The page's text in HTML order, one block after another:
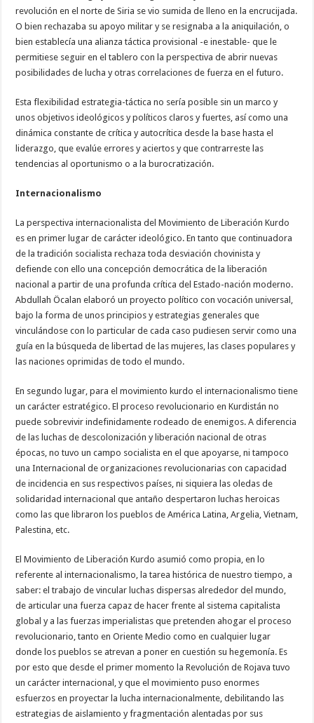
revolución en el norte de Siria se vio sumida de lleno en la encrucijada.
O bien rechazaba su apoyo militar y se resignaba a la aniquilación, o
bien establecía una alianza táctica provisional -e inestable- que le
permitiese seguir en el tablero con la perspectiva de abrir nuevas
posibilidades de lucha y otras correlaciones de fuerza en el futuro.
Esta flexibilidad estrategia-táctica no sería posible sin un marco y
unos objetivos ideológicos y políticos claros y fuertes, así como una
dinámica constante de crítica y autocrítica desde la base hasta el
liderazgo, que evalúe errores y aciertos y que contrarreste las
tendencias al oportunismo o a la burocratización.
Internacionalismo
La perspectiva internacionalista del Movimiento de Liberación Kurdo
es en primer lugar de carácter ideológico. En tanto que continuadora
de la tradición socialista rechaza toda desviación chovinista y
defiende con ello una concepción democrática de la liberación
nacional a partir de una profunda crítica del Estado-nación moderno.
Abdullah Öcalan elaboró un proyecto político con vocación universal,
bajo la forma de unos principios y estrategias generales que
vinculándose con lo particular de cada caso pudiesen servir como una
guía en la búsqueda de libertad de las mujeres, las clases populares y
las naciones oprimidas de todo el mundo.
En segundo lugar, para el movimiento kurdo el internacionalismo tiene
un carácter estratégico. El proceso revolucionario en Kurdistán no
puede sobrevivir indefinidamente rodeado de enemigos. A diferencia
de las luchas de descolonización y liberación nacional de otras
épocas, no tuvo un campo socialista en el que apoyarse, ni tampoco
una Internacional de organizaciones revolucionarias con capacidad
de incidencia en sus respectivos países, ni siquiera las oledas de
solidaridad internacional que antaño despertaron luchas heroicas
como las que libraron los pueblos de América Latina, Argelia, Vietnam,
Palestina, etc.
El Movimiento de Liberación Kurdo asumió como propia, en lo
referente al internacionalismo, la tarea histórica de nuestro tiempo, a
saber: el trabajo de vincular luchas dispersas alrededor del mundo,
de articular una fuerza capaz de hacer frente al sistema capitalista
global y a las fuerzas imperialistas que pretenden ahogar el proceso
revolucionario, tanto en Oriente Medio como en cualquier lugar
donde los pueblos se atrevan a poner en cuestión su hegemonía. Es
por esto que desde el primer momento la Revolución de Rojava tuvo
un carácter internacional, y que el movimiento puso enormes
esfuerzos en proyectar la lucha internacionalmente, debilitando las
estrategias de aislamiento y fragmentación alentadas por sus